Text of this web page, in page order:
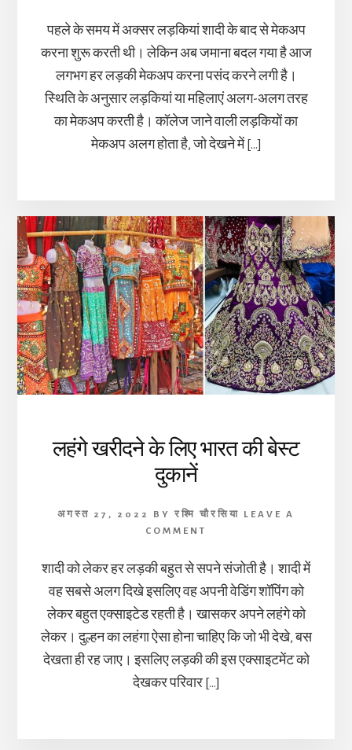
पहले के समय में अक्सर लड़कियां शादी के बाद से मेकअप
करना शुरू करती थी। लेकिन अब जमाना बदल गया है आज
लगभग हर लड़की मेकअप करना पसंद करने लगी है।
स्थिति के अनुसार लड़कियां या महिलाएं अलग-अलग तरह
का मेकअप करती है। कॉलेज जाने वाली लड़कियों का
मेकअप अलग होता है, जो देखने में […]
लहंगे खरीदने के लिए भारत की बेस्ट
दुकानें
अगस्त 27, 2022 BY रश्मि चौरसिया
LEAVE A
COMMENT
शादी को लेकर हर लड़की बहुत से सपने संजोती है। शादी में
वह सबसे अलग दिखे इसलिए वह अपनी वेडिंग शॉपिंग को
लेकर बहुत एक्साइटेड रहती है। खासकर अपने लहंगे को
लेकर। दुल्हन का लहंगा ऐसा होना चाहिए कि जो भी देखे, बस
देखता ही रह जाए। इसलिए लड़की की इस एक्साइटमेंट को
देखकर परिवार […]